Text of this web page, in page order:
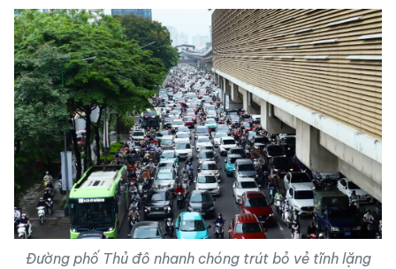
Đường phố Thủ đô nhanh chóng trút bỏ vẻ tĩnh lặng